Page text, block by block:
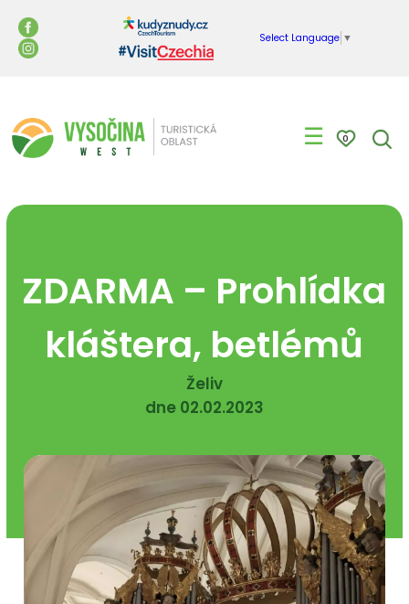
Select Language ▼
☰ 0
ZDARMA – Prohlídka
kláštera, betlémů
Želiv
dne 02.02.2023